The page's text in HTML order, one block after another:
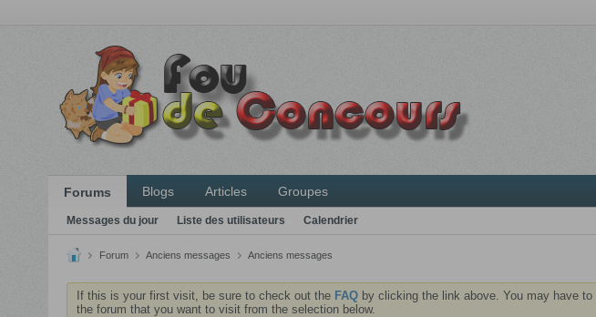
Forums Blogs Articles Groupes
Messages du jour Liste des utilisateurs Calendrier
Forum Anciens messages Anciens messages
If this is your first visit, be sure to check out the FAQby clicking the link above. You may have to
the forum that you want to visit from the selection below.